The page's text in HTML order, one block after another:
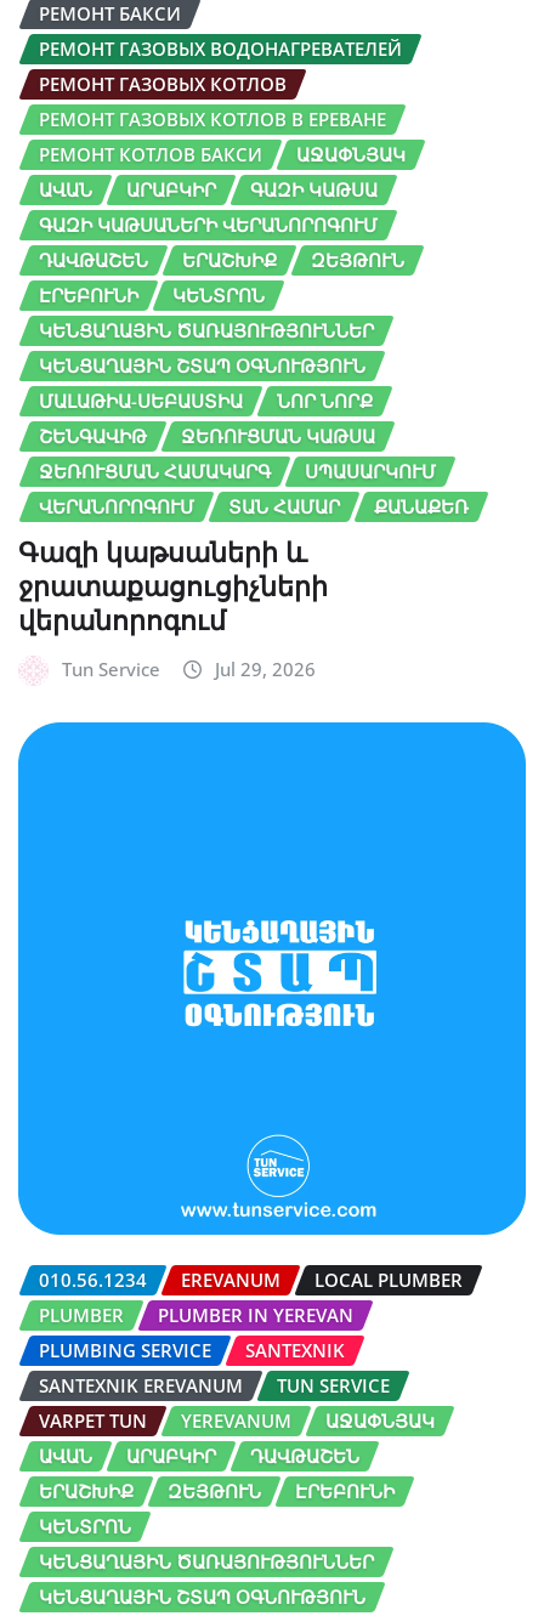
РЕМОНТ БАКСИ
РЕМОНТ ГАЗОВЫХ ВОДОНАГРЕВАТЕЛЕЙ
РЕМОНТ ГАЗОВЫХ КОТЛОВ
РЕМОНТ ГАЗОВЫХ КОТЛОВ В ЕРЕВАНЕ
РЕМОНТ КОТЛОВ БАКСИ
ԱՋԱՓՆՅԱԿ
ԱՎԱՆ
ԱՐԱԲԿԻՐ
ԳԱԶԻ ԿԱԹՍԱ
ԳԱԶԻ ԿԱԹՍԱՆԵՐԻ ՎԵՐԱՆՈՐՈԳՈՒՄ
ԴԱՎԹԱՇԵՆ
ԵՐԱՇԽԻՔ
ԶԵՅԹՈՒՆ
ԷՐԵԲՈՒՆԻ
ԿԵՆՏՐՈՆ
ԿԵՆՑԱՂԱՅԻՆ ԾԱՌԱՅՈՒԹՅՈՒՆՆԵՐ
ԿԵՆՑԱՂԱՅԻՆ ՇՏԱՊ ՕԳՆՈՒԹՅՈՒՆ
ՄԱԼԱԹԻԱ-ՍԵԲԱՍՏԻԱ
ՆՈՐ ՆՈՐՔ
ՇԵՆԳԱՎԻԹ
ՋԵՌՈՒՑՄԱՆ ԿԱԹՍԱ
ՋԵՌՈՒՑՄԱՆ ՀԱՄԱԿԱՐԳ
ՍՊԱՍԱՐԿՈՒՄ
ՎԵՐԱՆՈՐՈԳՈՒՄ
ՏԱՆ ՀԱՄԱՐ ՔԱՆԱՔԵՌ
Գազի կաթսաների և
ջրատաքացուցիչների
վերանորոգում
Tun Service Jul 29, 2026
010.56.1234 EREVANUM
LOCAL PLUMBER
PLUMBER
PLUMBER IN YEREVAN
PLUMBING SERVICE
SANTEXNIK
SANTEXNIK EREVANUM
TUN SERVICE
VARPET TUN
YEREVANUM
ԱՋԱՓՆՅԱԿ
ԱՎԱՆ
ԱՐԱԲԿԻՐ
ԴԱՎԹԱՇԵՆ
ԵՐԱՇԽԻՔ
ԶԵՅԹՈՒՆ
ԷՐԵԲՈՒՆԻ
ԿԵՆՏՐՈՆ
ԿԵՆՑԱՂԱՅԻՆ ԾԱՌԱՅՈՒԹՅՈՒՆՆԵՐ
ԿԵՆՑԱՂԱՅԻՆ ՇՏԱՊ ՕԳՆՈՒԹՅՈՒՆ